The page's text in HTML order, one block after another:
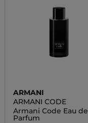
ARMANI
ARMANI CODE
Armani Code Eau de
Parfum